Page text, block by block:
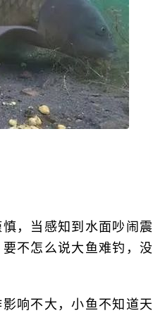
，当感知到水面吵闹震
不怎么说大鱼难钓，没
响不大，小鱼不知道天